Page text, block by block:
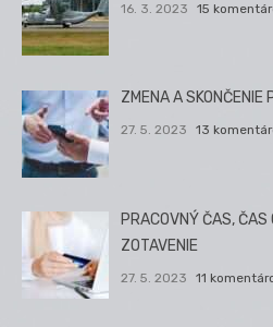
16. 3. 2023 15
ZMENA A SKONČENIE
27. 5. 2023 13
PRACOVNÝ ČAS, ČAS
ZOTAVENIE
27. 5. 2023 11